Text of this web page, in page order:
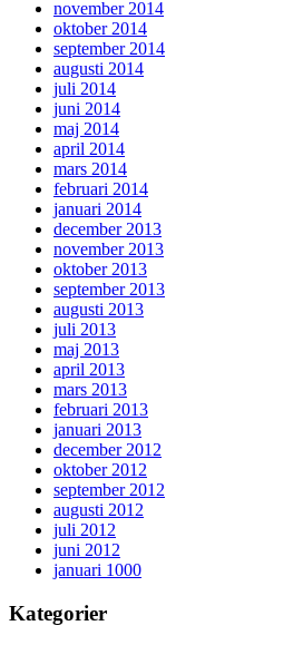
november 2014
oktober 2014
september 2014
augusti 2014
juli 2014
juni 2014
maj 2014
april 2014
mars 2014
februari 2014
januari 2014
december 2013
november 2013
oktober 2013
september 2013
augusti 2013
juli 2013
maj 2013
april 2013
mars 2013
februari 2013
januari 2013
december 2012
oktober 2012
september 2012
augusti 2012
juli 2012
juni 2012
januari 1000
Kategorier